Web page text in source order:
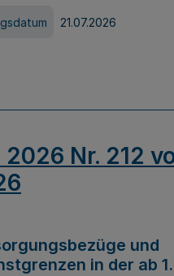
21.07.2026
2026 Nr. 212
und
in der ab